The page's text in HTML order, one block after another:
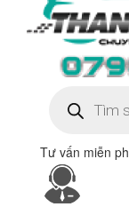
kiếm
sản
Tư vấn miễn